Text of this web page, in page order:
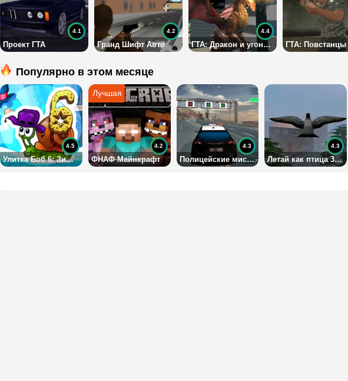
Проект ГТА
4.1
Гранд Шифт Авто
4.2
ГТА: Дракон и угонщик
4.4
ГТА: Повстанцы
Популярно в этом месяце
Улитка Боб 6: Зимняя история
4.5
ФНАФ Майнкрафт
4.2
Полицейские миссии на скоростном шоссе
4.3
Летай как птица 3 в 3Д
4.3